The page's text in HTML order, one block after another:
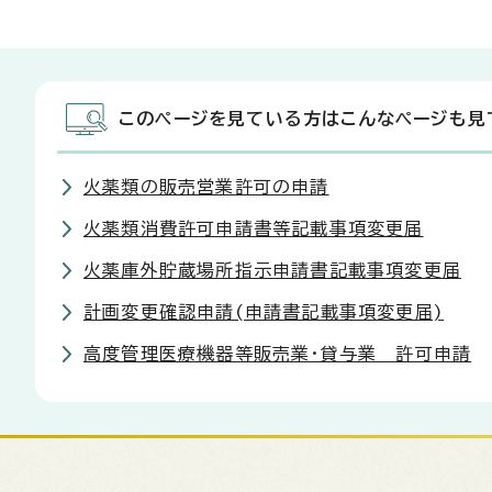
このページを見ている方はこんなページも見
火薬類の販売営業許可の申請
火薬類消費許可申請書等記載事項変更届
火薬庫外貯蔵場所指示申請書記載事項変更届
計画変更確認申請(申請書記載事項変更届)
高度管理医療機器等販売業・貸与業 許可申請